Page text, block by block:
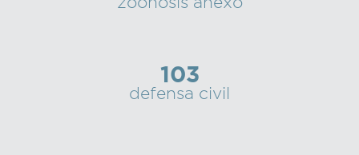
103
defensa civil